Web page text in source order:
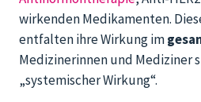
wirkenden Medikamenten.
entfalten ihre Wirkung im
Medizinerinnen und Mediziner
„systemischer Wirkung“.